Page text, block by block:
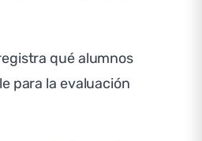
qué alumnos
para la evaluación